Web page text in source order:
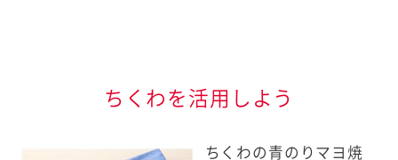
ちくわを活用しよう
ちくわの青のりマヨ焼